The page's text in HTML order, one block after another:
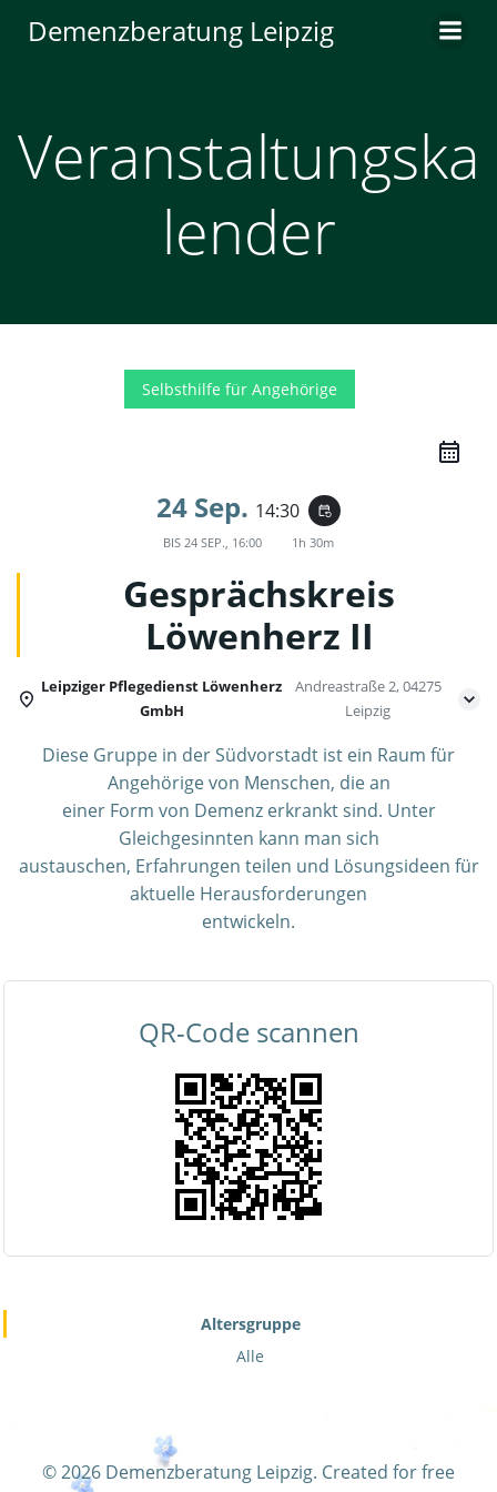
Inhalt
Demenzberatung Leipzig
Veranstaltungska
lender
Selbsthilfe für Angehörige
24 Sep. 14:30 event_repeat
BIS 24 SEP., 16:00 1h 30m
Gesprächskreis
Löwenherz II
Leipziger Pflegedienst Löwenherz
GmbH
Andreastraße 2, 04275
Leipzig
Diese Gruppe in der Südvorstadt ist ein Raum für
Angehörige von Menschen, die an
einer Form von Demenz erkrankt sind. Unter
Gleichgesinnten kann man sich
austauschen, Erfahrungen teilen und Lösungsideen für
aktuelle Herausforderungen
entwickeln.
QR-Code scannen
Altersgruppe
Alle
© 2026 Demenzberatung Leipzig. Created for free